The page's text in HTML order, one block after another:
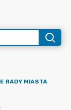
RADY MIASTA
2029